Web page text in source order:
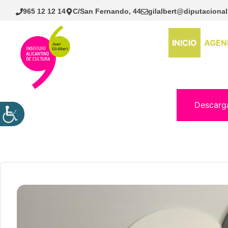
Saltar
965 12 12 14 C/San Fernando, 44
INICIO